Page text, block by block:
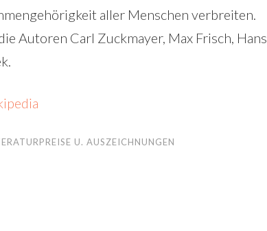
aller Menschen verbreiten.
Autoren Carl Zuckmayer, Max Frisch, Hans
U. AUSZEICHNUNGEN